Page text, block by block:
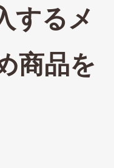
するメ
商品を